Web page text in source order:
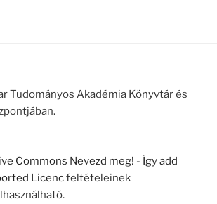
Tudományos Akadémia Könyvtár és
Commons Nevezd meg! - Így add
Licencfeltételeinek